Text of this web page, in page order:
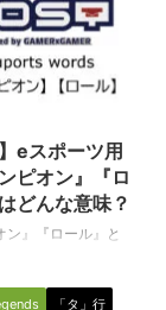
eスポーツ用
ピオン』『ロ
どんな意味？
ン』『ロール』と
of Legends／
「タ」行